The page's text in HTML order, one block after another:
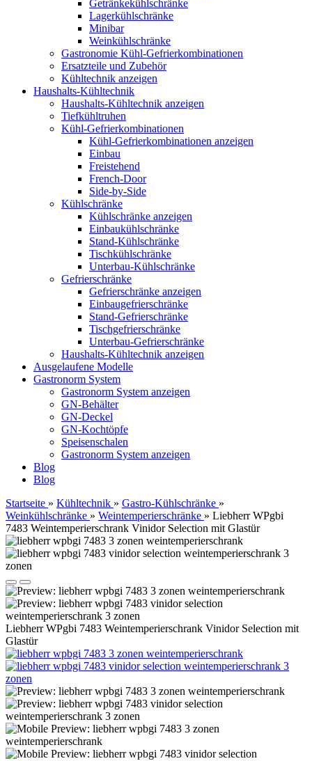
Getränkekühlschränke
Lagerkühlschränke
Minibar
Weinkühlschränke
Gastronomie Kühl-Gefrierkombinationen
Ersatzteile und Zubehör
Kühltechnik anzeigen
Haushalts-Kühltechnik
Haushalts-Kühltechnik anzeigen
Tiefkühltruhen
Kühl-Gefrierkombinationen
Kühl-Gefrierkombinationen anzeigen
Einbau
Freistehend
French-Door
Side-by-Side
Kühlschränke
Kühlschränke anzeigen
Einbaukühlschränke
Stand-Kühlschränke
Tischkühlschränke
Unterbau-Kühlschränke
Gefrierschränke
Gefrierschränke anzeigen
Einbaugefrierschränke
Stand-Gefrierschränke
Tischgefrierschränke
Unterbau-Gefrierschränke
Haushalts-Kühltechnik anzeigen
Ausgelaufene Modelle
Gastronorm System
Gastronorm System anzeigen
GN-Behälter
GN-Deckel
GN-Kochtöpfe
Speisenschalen
Gastronorm System anzeigen
Blog
Blog
Startseite » Kühltechnik » Gastro-Kühlschränke »
Weinkühlschränke » Weintemperierschränke » Liebherr WPgbi
7483 Weintemperierschrank Vinidor Selection mit Glastür
Liebherr WPgbi 7483 Weintemperierschrank Vinidor Selection mit
Glastür